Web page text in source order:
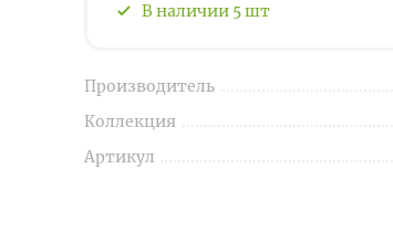
В наличии 5шт
Производитель
Коллекция
Артикул